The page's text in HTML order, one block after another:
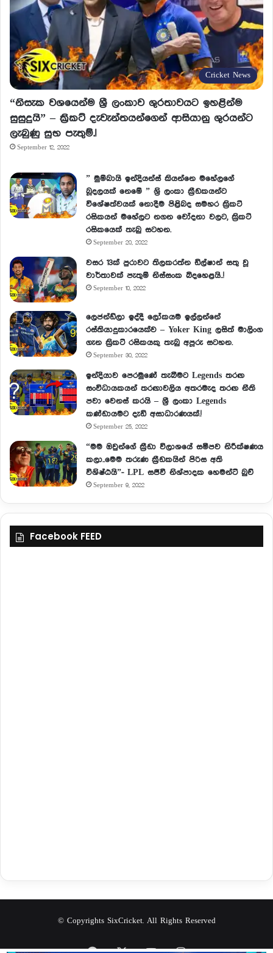
Cricket News
“නිසැක වශයෙන්ම ශ්‍රී ලංකාව ශුරතාවයට ඉහළින්ම
සුසුදුයි” – ක්‍රිකට් දැවැන්තයන්ගෙන් ආසියානු ශුරයන්ට
ලැබුණු සුභ පැතුම්.!
September 12, 2022
” මුම්බායි ඉන්දියන්ස් කියන්නෙ මහේලගේ
බූදලයක් නෙමේ ” ශ්‍රි ලංකා ක්‍රීඩකයන්ට
විශේෂත්වයක් නොදීම පිළිබද සමහර ක්‍රිකට්
රසිකයන් මහේලට නගන චෝදනා වලට, ක්‍රිකට්
රසිකයෙක් තැබු සටහන.
September 20, 2022
වසර 13ක් පුරාවට තිලකරත්න ඩිල්ෂාන් සතු වූ
වාර්තාවක් පැතුම් නිස්සංක බිදහෙළයි..!
September 10, 2022
ලෙජන්ඩ්ලා ඉද්දී ලෝකයම ඉල්ලන්නේ
රස්තියාදුකාරයෙක්ව – Yoker King ලසිත් මාලිංග
ගැන ක්‍රිකට් රසිකයකු තැබු අපූරු සටහන.
September 30, 2022
ඉන්දියාව පෙරමුණේ තැබීමට Legends තරඟ
සංවිධායකයන් තරඟාවලිය අතරමැද තරඟ නීති
පවා වෙනස් කරයි – ශ්‍රී ලංකා Legends
කණ්ඩායමට දැඩි අසාධාරණයක්.!
September 25, 2022
“මම ඔවුන්ගේ ක්‍රීඩා විලාශයේ සමීපව නිරීක්ෂණය
කලා..මෙම තරුණ ක්‍රීඩකයින් පිරිස අති
විශිෂ්ඨයි”- LPL සජීවී නිශ්පාදක හෙමන්ට් බුච්
September 9, 2022
Facebook FEED
© Copyrights SixCricket. All Rights Reserved